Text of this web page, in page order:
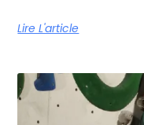
Lire L'article